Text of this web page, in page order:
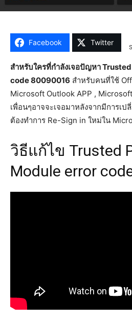
Facebook Twitter
สำหรับใครที่กำลังเจอปัญหา
code 80090016 สำหรับคนที่ใช้
Microsoft Outlook APP ,
เพื่อนๆอาจจะเจอมาหลังจากมีการเ
ต้องทำการ Re-Sign in ใหม่ใน
วิธีแก้ไข Trusted
Module error